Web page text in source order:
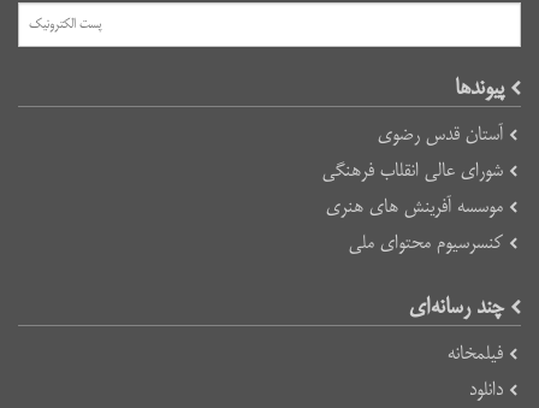
پیوند‌ها
آستان قدس رضوی
شورای عالی انقلاب فرهنگی
موسسه آفرینش های هنری
کنسرسیوم محتوای ملی
چند رسانه‌ای
فیلمخانه
دانلود